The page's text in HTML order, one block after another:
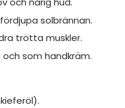
solbrännan.
trötta muskler.
och som handkräm.